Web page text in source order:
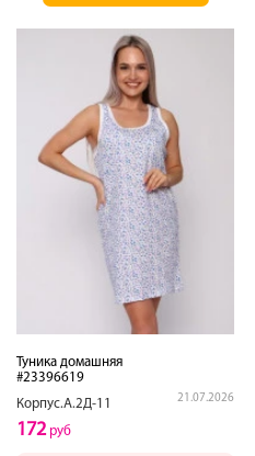
Туника домашняя
#23396619
Корпус.А.2Д-11
21.07.2026
172руб